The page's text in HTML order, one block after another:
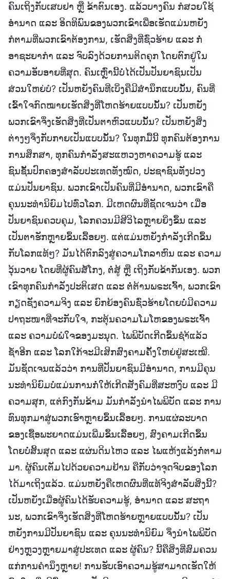
ຄົນເຖິງກັບເສບຢາ ຫຼື ຂ້າຕົນເອງ. ແລ້ວບາງຄົນ ກໍສວຍໃຊ້
ອຳນາດ ແລະ ອິດທິພົນຂອງພວກເຂົາເພື່ອເຮັດແມ່ນຫຍັງ
ກໍຕາມທີ່ພວກເຂົາຕ້ອງການ, ເຮັດສິ່ງທີ່ຊົ່ວຮ້າຍ ແລະ ກໍ່
ອາຊະຍາກຳ ແລະ ຈົບລົງດ້ວຍການຕິດຄຸກ ໂດຍຕົກຢູ່ໃນ
ຄວາມອັບອາຍທີ່ສຸດ. ຄົນເຫຼົ່ານີ້ບໍ່ໄດ້ເປັນປັນຍາຊົນເປັນ
ສ່ວນໃຫຍ່ບໍ? ເປັນຫຍັງຄົນທີ່ເບິ່ງຄືມີສຳນຶກແບບນັ້ນ, ຄົນທີ່
ເຂົ້າໃຈກົດໝາຍເຮັດສິ່ງທີ່ໂຫດຮ້າຍແບບນັ້ນ? ເປັນຫຍັງ
ພວກເຂົາຈຶ່ງເຮັດສິ່ງທີ່ເປັນຕາຫົວແບບນັ້ນ? ເປັນຫຍັງສິ່ງ
ຕ່າງໆຈຶ່ງກັບກາຍເປັນແບບນັ້ນ? ໃນທຸກມື້ນີ້ ທຸກຄົນຕ້ອງການ
ການສຶກສາ, ທຸກຄົນກຳລັງສະແຫວງຫາຄວາມຮູ້ ແລະ
ຊົນຊັ້ນປົກຄອງສຳລັບປະເທດທັງໝົດ, ປະຊາຊົນທັງປວງ
ແມ່ນປັນຍາຊົນ. ພວກເຂົາເປັນຄົນທີ່ມີອຳນາດ, ພວກເຂົາຄື
ຄຸນນະທຳນິຍົມໄປທົ່ວໂລກ. ມີເຫດຜົນທີ່ຊັດເຈນວ່າ ເມື່ອ
ປັນຍາຊົນຄວບຄຸມ, ໂລກຄວນມີສີວິໄລຫຼາຍຍິ່ງຂຶ້ນ ແລະ
ເປັນຕາຮັກຫຼາຍຂຶ້ນເລື້ອຍໆ. ແຕ່ແມ່ນຫຍັງກຳລັງເກີດຂຶ້ນ
ກັບໂລກແທ້ໆ? ມັນໄດ້ຕົກລົງສູ່ຄວາມໂກລາຫົນ ແລະ ຄວາມ
ວຸ້ນວາຍ ໂດຍທີ່ຜູ້ຄົນສໍ້ໂກງ, ຕໍ່ສູ້ ຫຼື ເຖິງກັບຂ້າກັນເອງ. ພວກ
ເຂົາທຸກຄົນກຳລັງປະຕິເສດ ແລະ ຕໍ່ຕ້ານພຣະເຈົ້າ, ພວກເຂົາ
ກຽດຊັງຄວາມຈິງ ແລະ ຍົກຍ້ອງຄົນຊົ່ວຮ້າຍໂດຍບໍ່ມີຄວາມ
ປາຖະໜາທີ່ຈະກັບໃຈ, ກະຕຸ້ນຄວາມໂມໂຫຂອງພຣະເຈົ້າ
ແລະ ຄວາມບໍ່ພໍໃຈຂອງມະນຸດ. ໄພພິບັດເກີດຂຶ້ນຊໍາ້ແລ້ວ
ຊໍ້າອີກ ແລະ ໂລກໃກ້ຈະມີເສິກສົງຄາມຄັ້ງໃຫຍ່ຢູ່ສະເໝີ.
ມັນຊັດເຈນແລ້ວວ່າ ການທີ່ປັນຍາຊົນມີອຳນາດ, ການມີຄຸນ
ນະທຳນິຍົມບໍ່ແມ່ນການກໍ່ໃຫ້ເກີດສັງຄົມທີ່ສະຫງົບ ແລະ ມີ
ຄວາມສຸກ, ແຕ່ກົງກັນຂ້າມ ມັນກຳລັງນໍາໄພພິບັດ ແລະ ການ
ທົນທຸກມາສູ່ພວກເຮົາຫຼາຍຂຶ້ນເລື້ອຍໆ. ການແຜ່ລະບາດ
ຂອງເຊື້ອພະຍາດແມ່ນເພີ່ມຂຶ້ນເລ້ືອຍໆ, ສົງຄາມເກີດຂຶ້ນ
ໂດຍບໍ່ສິ້ນສຸດ ແລະ ແຜ່ນດິນໄຫວ ແລະ ໄພແຫ້ງແລ້ງກໍ່ຕາມ
ມາ. ຜູ້ຄົນເຕັມໄປດ້ວຍຄວາມຢ້ານ ຄືກັບວ່າຈຸດຈົບຂອງໂລກ
ໄດ້ມາເຖິງແລ້ວ. ແມ່ນຫຍັງຄືເຫດຜົນທີ່ແທ້ຈິງສຳລັບສິ່ງນີ້?
ເປັນຫຍັງເມື່ອຜູ້ຄົນໄດ້ຮັບຄວາມຮູ້, ອຳນາດ ແລະ ສະຖາ
ນະ, ພວກເຂົາຈຶ່ງເຮັດສິ່ງທີ່ໂຫດຮ້າຍຫຼາຍແບບນັ້ນ? ເປັນ
ຫຍັງການມີປັນຍາຊົນ ແລະ ຄຸນນະທຳນິຍົມ ຈຶ່ງນໍາໄພພິບັດ
ຢ່າງຫຼວງຫຼາຍມາສູ່ປະເທດ ແລະ ຜູ້ຄົນ? ນີ້ຄືສິ່ງທີ່ສົມຄວນ
ແກ່ການຄຳນຶງຫຼາຍ! ການຮັບເອົາຄວາມຮູ້ສາມາດເຮັດໃຫ້